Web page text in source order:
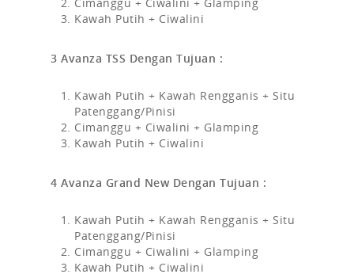
Kawah Putih + Ciwalini
3 Avanza TSS Dengan Tujuan :
Kawah Putih + Kawah Rengganis + Situ
Patenggang/Pinisi
Cimanggu + Ciwalini + Glamping
Kawah Putih + Ciwalini
4 Avanza Grand New Dengan Tujuan :
Kawah Putih + Kawah Rengganis + Situ
Patenggang/Pinisi
Cimanggu + Ciwalini + Glamping
Kawah Putih + Ciwalini